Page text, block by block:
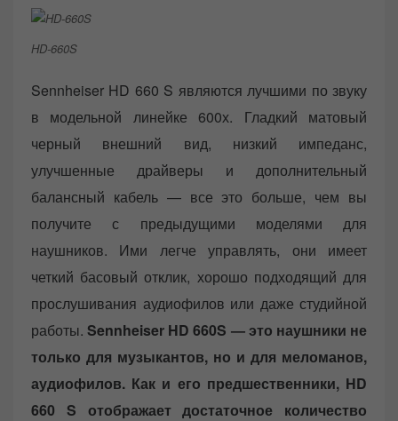
HD-660S
Sennheiser HD 660 S являются лучшими по звуку
в модельной линейке 600х. Гладкий матовый
черный внешний вид, низкий импеданс,
улучшенные драйверы и дополнительный
балансный кабель — все это больше, чем вы
получите с предыдущими моделями для
наушников. Ими легче управлять, они имеет
четкий басовый отклик, хорошо подходящий для
прослушивания аудиофилов или даже студийной
работы. Sennheiser HD 660S — это наушники не
только для музыкантов, но и для меломанов,
аудиофилов. Как и его предшественники, HD
660 S отображает достаточное количество